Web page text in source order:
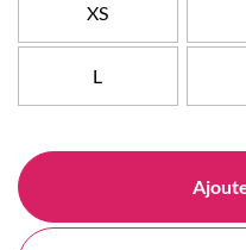
XS
L